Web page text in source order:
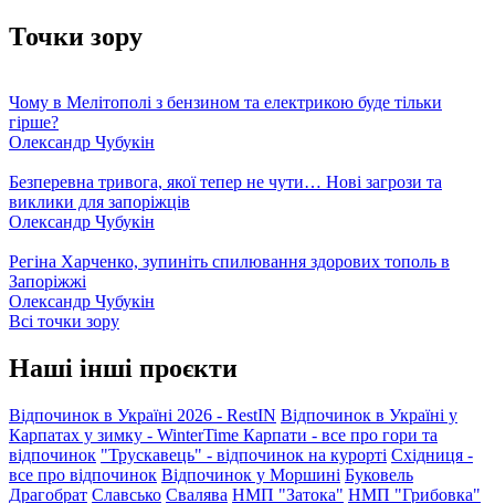
Точки зору
Чому в Мелітополі з бензином та електрикою буде тільки
гірше?
Олександр Чубукін
Безперевна тривога, якої тепер не чути… Нові загрози та
виклики для запоріжців
Олександр Чубукін
Регіна Харченко, зупиніть спилювання здорових тополь в
Запоріжжі
Олександр Чубукін
Всі точки зору
Наші інші проєкти
Відпочинок в Україні 2026 - RestIN Відпочинок в Україні у
Карпатах у зимку - WinterTime Карпати - все про гори та
відпочинок "Трускавець" - відпочинок на курорті Східниця -
все про відпочинок Відпочинок у Моршині Буковель
Драгобрат Славсько Свалява НМП "Затока" НМП "Грибовка"